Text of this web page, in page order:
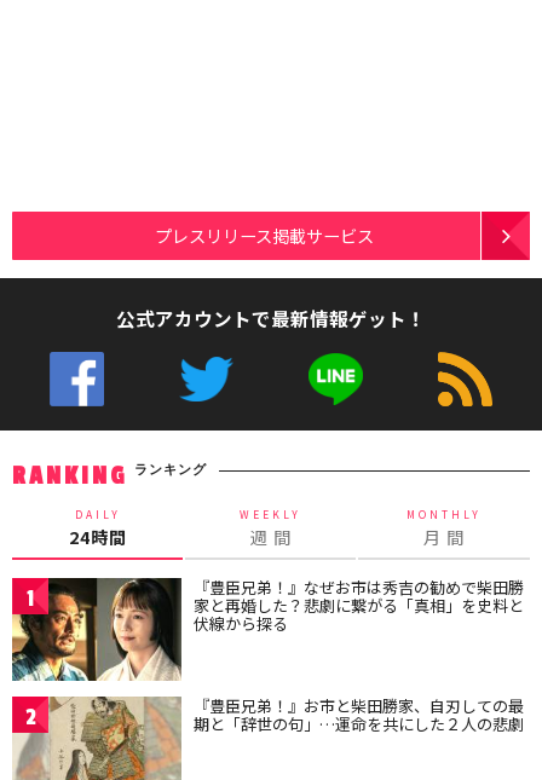
プレスリリース掲載サービス
公式アカウントで最新情報ゲット！
RANKING ランキング
DAILY
24時間
WEEKLY
週 間
MONTHLY
月 間
1 『豊臣兄弟！』なぜお市は秀吉の勧めで柴田勝
家と再婚した？悲劇に繋がる「真相」を史料と
伏線から探る
2 『豊臣兄弟！』お市と柴田勝家、自刃しての最
期と「辞世の句」…運命を共にした２人の悲劇